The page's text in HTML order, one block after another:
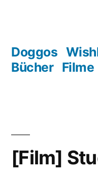
springen
Doggos
Bücher Filme
[Film]